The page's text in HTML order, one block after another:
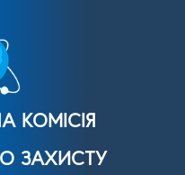
комісія
захисту